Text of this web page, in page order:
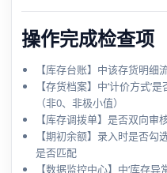
操作完成检查项
【库存台账】中该存货明
【存货档案】中‘计价方式’
（非0、非极小值）
【库存调拨单】是否双向
【期初余额】录入时是否勾
是否匹配
【数据监控中心】中‘库存